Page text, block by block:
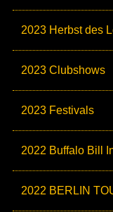
2023 Herbst des
2023 Clubshows
2023 Festivals
2022 Buffalo Bill
2022 BERLIN